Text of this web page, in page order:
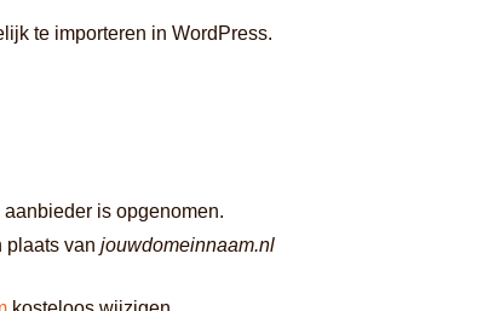
te importeren in WordPress.
is opgenomen.
plaats van jouwdomeinnaam.nl